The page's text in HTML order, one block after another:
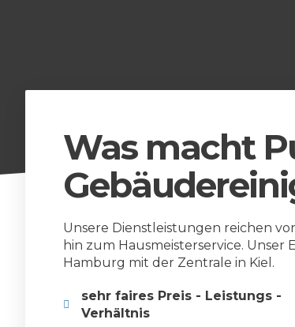
Was macht
Unsere Dienstleistungen reichen
hin zum Hausmeisterservice.
Hamburg mit der Zentrale in Kiel.
sehr faires Preis - Leistungs -
Verhältnis